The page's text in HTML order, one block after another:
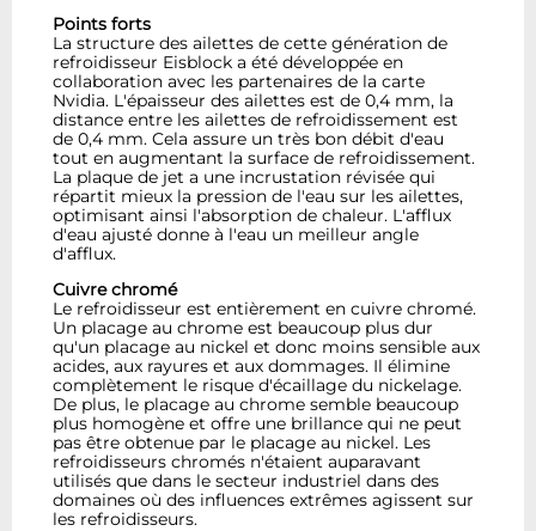
Points forts
La structure des ailettes de cette génération de
refroidisseur Eisblock a été développée en
collaboration avec les partenaires de la carte
Nvidia. L'épaisseur des ailettes est de 0,4 mm, la
distance entre les ailettes de refroidissement est
de 0,4 mm. Cela assure un très bon débit d'eau
tout en augmentant la surface de refroidissement.
La plaque de jet a une incrustation révisée qui
répartit mieux la pression de l'eau sur les ailettes,
optimisant ainsi l'absorption de chaleur. L'afflux
d'eau ajusté donne à l'eau un meilleur angle
d'afflux.
Cuivre chromé
Le refroidisseur est entièrement en cuivre chromé.
Un placage au chrome est beaucoup plus dur
qu'un placage au nickel et donc moins sensible aux
acides, aux rayures et aux dommages. Il élimine
complètement le risque d'écaillage du nickelage.
De plus, le placage au chrome semble beaucoup
plus homogène et offre une brillance qui ne peut
pas être obtenue par le placage au nickel. Les
refroidisseurs chromés n'étaient auparavant
utilisés que dans le secteur industriel dans des
domaines où des influences extrêmes agissent sur
les refroidisseurs.